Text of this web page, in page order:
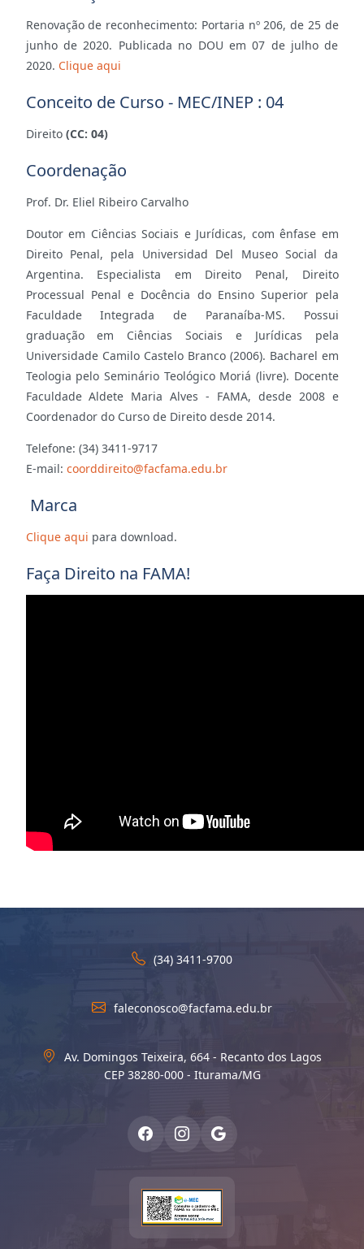
Renovação de reconhecimento: Portaria nº 206, de 25 de
junho de 2020. Publicada no DOU em 07 de julho de
2020. Clique aqui
Conceito de Curso - MEC/INEP : 04
Direito (CC: 04)
Coordenação
Prof. Dr. Eliel Ribeiro Carvalho
Doutor em Ciências Sociais e Jurídicas, com ênfase em
Direito Penal, pela Universidad Del Museo Social da
Argentina. Especialista em Direito Penal, Direito
Processual Penal e Docência do Ensino Superior pela
Faculdade Integrada de Paranaíba-MS. Possui
graduação em Ciências Sociais e Jurídicas pela
Universidade Camilo Castelo Branco (2006). Bacharel em
Teologia pelo Seminário Teológico Moriá (livre). Docente
Faculdade Aldete Maria Alves - FAMA, desde 2008 e
Coordenador do Curso de Direito desde 2014.
Telefone: (34) 3411-9717
E-mail: coorddireito@facfama.edu.br
Marca
Clique aqui para download.
Faça Direito na FAMA!
(34) 3411-9700
faleconosco@facfama.edu.br
Av. Domingos Teixeira, 664 - Recanto dos Lagos
CEP 38280-000 - Iturama/MG